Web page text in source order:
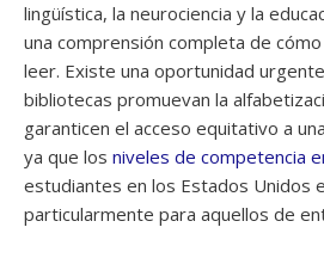
lingüística, la neurociencia y la
una comprensión completa de
leer. Existe una oportunidad
bibliotecas promuevan la
garanticen el acceso equitativo a
ya que los niveles de competencia
estudiantes en los Estados Unidos
particularmente para aquellos de